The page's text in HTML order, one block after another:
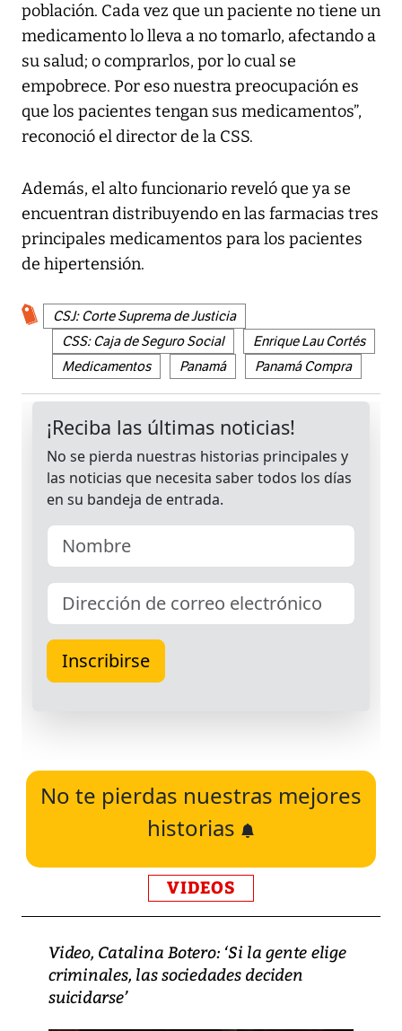
población. Cada vez que un paciente no tiene un
medicamento lo lleva a no tomarlo, afectando a
su salud; o comprarlos, por lo cual se
empobrece. Por eso nuestra preocupación es
que los pacientes tengan sus medicamentos”,
reconoció el director de la CSS.
Además, el alto funcionario reveló que ya se
encuentran distribuyendo en las farmacias tres
principales medicamentos para los pacientes
de hipertensión.
CSJ: Corte Suprema de Justicia
CSS: Caja de Seguro Social
Enrique Lau Cortés
Medicamentos
Panamá Panamá Compra
No te pierdas nuestras mejores
historias
VIDEOS
Video, Catalina Botero: ‘Si la gente elige
criminales, las sociedades deciden
suicidarse’